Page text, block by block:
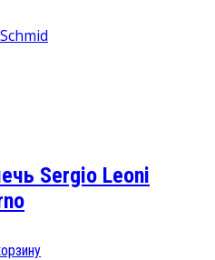
Schmid
Sergio Leoni